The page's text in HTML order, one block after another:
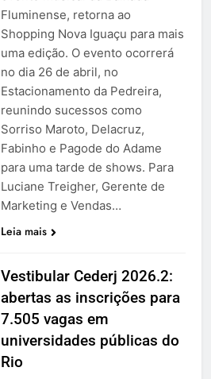
Fluminense, retorna ao
Shopping Nova Iguaçu para mais
uma edição. O evento ocorrerá
no dia 26 de abril, no
Estacionamento da Pedreira,
reunindo sucessos como
Sorriso Maroto, Delacruz,
Fabinho e Pagode do Adame
para uma tarde de shows. Para
Luciane Treigher, Gerente de
Marketing e Vendas…
Leia mais
Vestibular Cederj 2026.2:
abertas as inscrições para
7.505 vagas em
universidades públicas do
Rio